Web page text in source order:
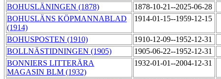
BOHUSLÄNINGEN (1878)
1878-10-21--2025-06-28
BOHUSLÄNS KÖPMANNABLAD
(1914)
1914-01-15--1959-12-15
BOHUSPOSTEN (1910)
1910-12-09--1952-12-31
BOLLNÄSTIDNINGEN (1905)
1905-06-22--1952-12-31
BONNIERS LITTERÄRA
MAGASIN BLM (1932)
1932-01-01--2004-12-31